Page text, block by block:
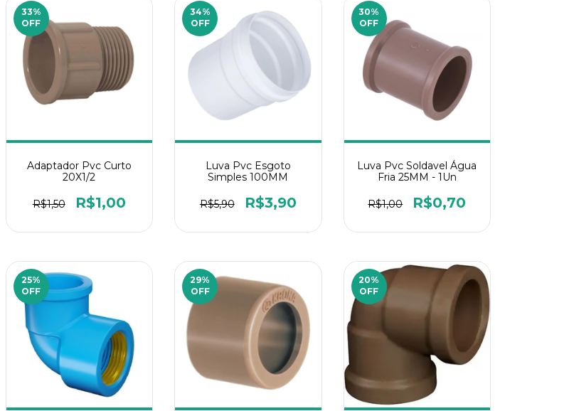
33%
OFF
Adaptador Pvc Curto
20X1/2
R$1,50 R$1,00
34%
OFF
Luva Pvc Esgoto
Simples 100MM
R$5,90 R$3,90
30%
OFF
Luva Pvc Soldavel Água
Fria 25MM - 1Un
R$1,00 R$0,70
25%
OFF
29%
OFF
20%
OFF